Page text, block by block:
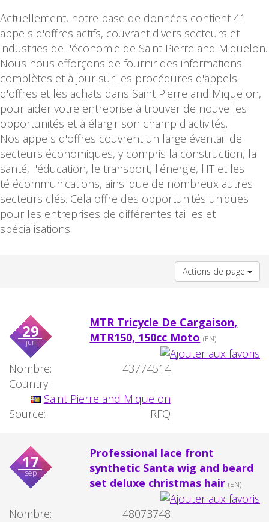
Actuellement, notre base de données contient 41
appels d'offres actifs, couvrant divers secteurs et
industries de l'économie de Saint Pierre and Miquelon.
Nous nous efforçons de fournir des informations
complètes et à jour sur les procédures d'appels
d'offres et les achats dans Saint Pierre and Miquelon,
pour aider votre entreprise à trouver de nouvelles
opportunités et à élargir son champ d'activités.
Nos appels d'offres couvrent un large éventail de
secteurs économiques, y compris la construction, la
santé, l'éducation, le transport, l'énergie, l'IT et les
télécommunications, ainsi que de nombreux autres
secteurs clés. Cela offre des opportunités uniques
pour les entreprises de différentes tailles et
spécialisations.
Actions de page
29
jun
MTR Tricycle De Cargaison,
MTR150, 150cc Moto (EN)
Nombre:
43774514
Country:
Saint Pierre and Miquelon
Source:
RFQ
17
sep
Professional lace front
synthetic Santa wig and beard
set deluxe christmas hair (EN)
Nombre:
48073748